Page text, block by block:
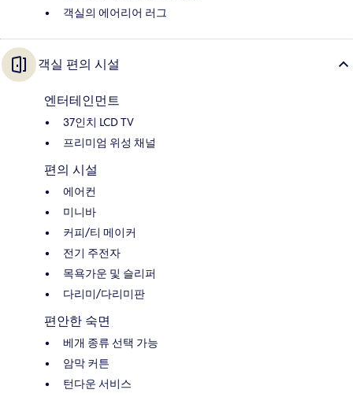
객실의 에어리어 러그
객실 편의 시설
엔터테인먼트
37인치 LCD TV
프리미엄 위성 채널
편의 시설
에어컨
미니바
커피/티 메이커
전기 주전자
목욕가운 및 슬리퍼
다리미/다리미판
편안한 숙면
베개 종류 선택 가능
암막 커튼
턴다운 서비스